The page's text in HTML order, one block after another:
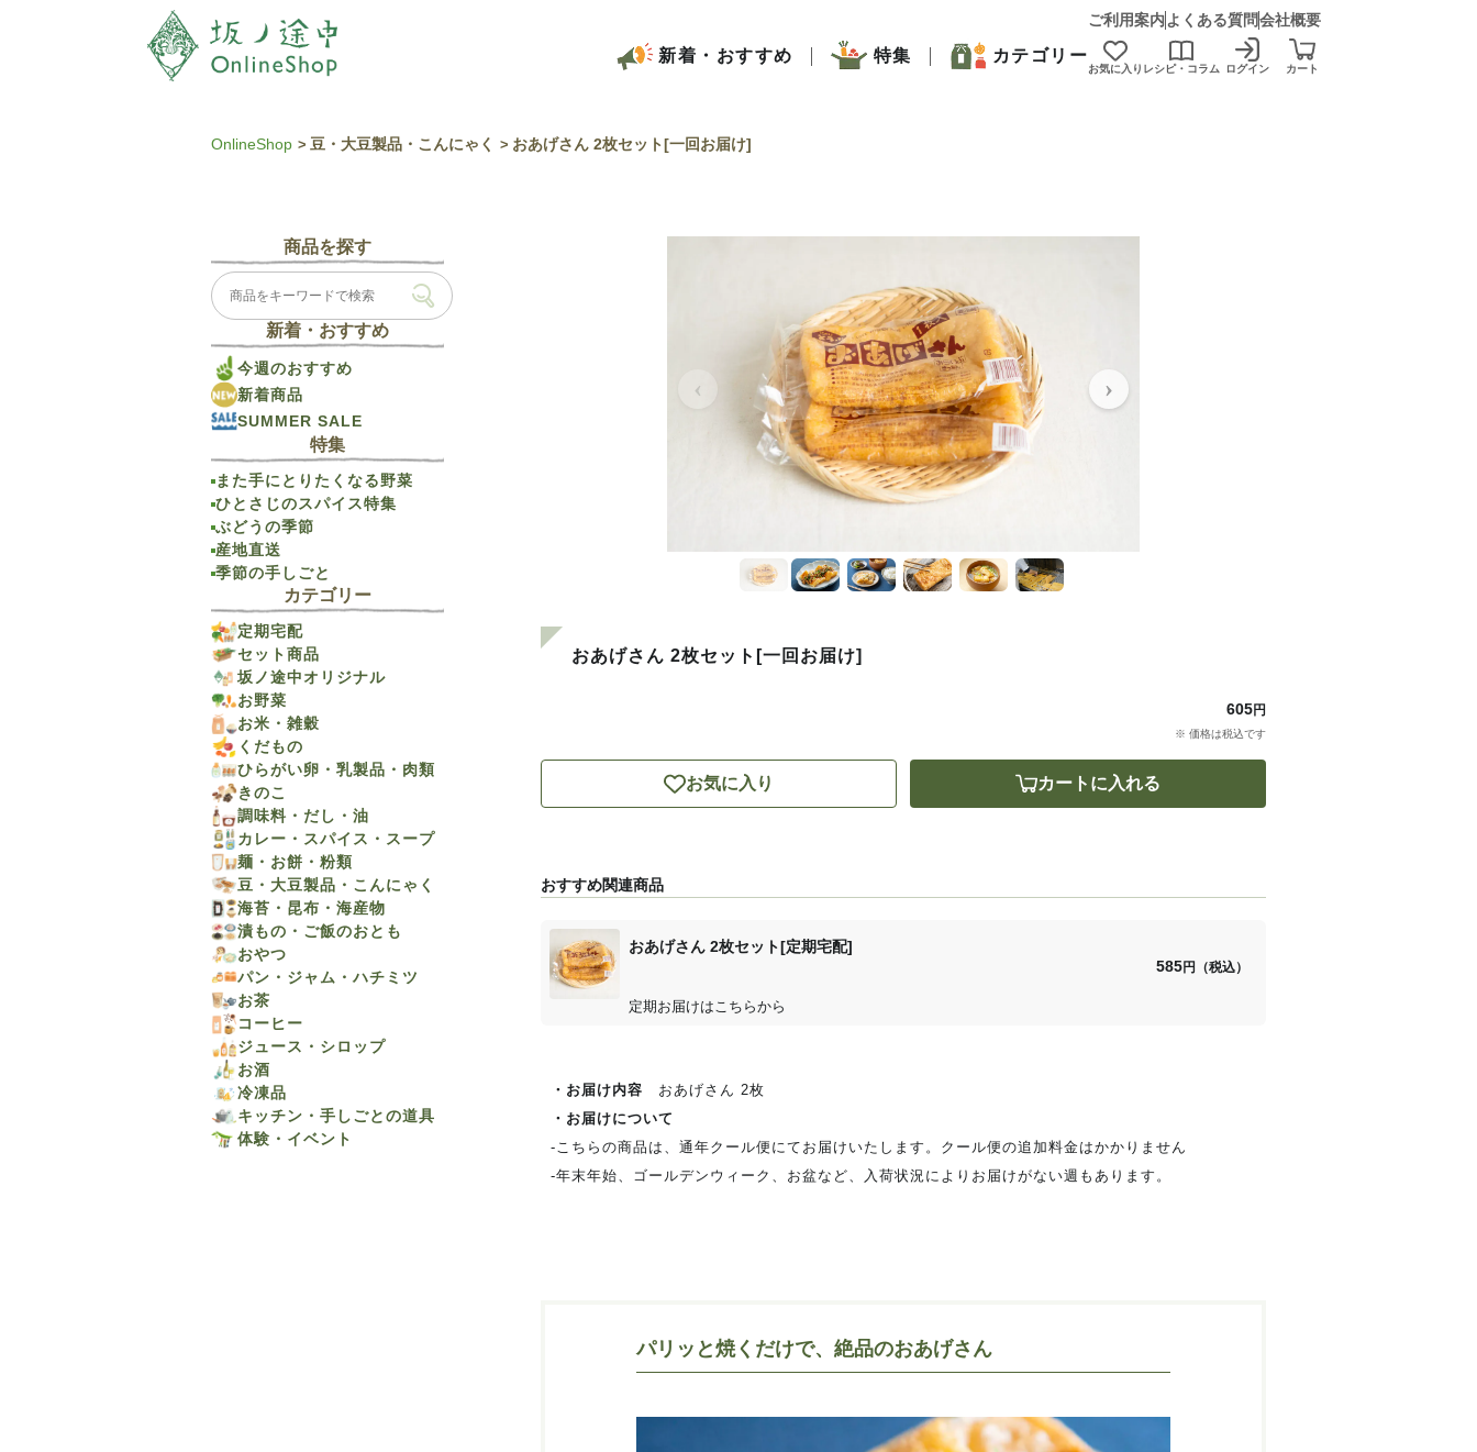
ご利用案内 よくある質問会社概要
新着・おすすめ 特集 カテゴリー
お気に入り レシピ・コラム ログイン カート
OnlineShop 豆・大豆製品・こんにゃく おあげさん 2枚セット[一回お届け]
おあげさん 2枚セット[一回お届け]
605円
※ 価格は税込です
お気に入り カートに入れる
おすすめ関連商品
おあげさん 2枚セット[定期宅配]
585円（税込）
定期お届けはこちらから
・お届け内容 おあげさん 2枚
・お届けについて
‐こちらの商品は、通年クール便にてお届けいたします。クール便の追加料金はかかりません
‐年末年始、ゴールデンウィーク、お盆など、入荷状況によりお届けがない週もあります。
パリッと焼くだけで、絶品のおあげさん
商品を探す
新着・おすすめ
今週のおすすめ
新着商品
SUMMER SALE
特集
また手にとりたくなる野菜
ひとさじのスパイス特集
ぶどうの季節
産地直送
季節の手しごと
カテゴリー
定期宅配
セット商品
坂ノ途中オリジナル
お野菜
お米・雑穀
くだもの
ひらがい卵・乳製品・肉類
きのこ
調味料・だし・油
カレー・スパイス・スープ
麺・お餅・粉類
豆・大豆製品・こんにゃく
海苔・昆布・海産物
漬もの・ご飯のおとも
おやつ
パン・ジャム・ハチミツ
お茶
コーヒー
ジュース・シロップ
お酒
冷凍品
キッチン・手しごとの道具
体験・イベント